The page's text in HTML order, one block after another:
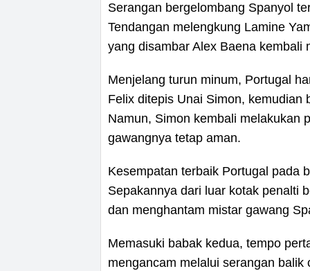
Serangan bergelombang Spanyol
Tendangan melengkung Lamine
yang disambar Alex Baena kembali
Menjelang turun minum, Portugal
Felix ditepis Unai Simon, kemudian
Namun, Simon kembali melakukan
gawangnya tetap aman.
Kesempatan terbaik Portugal pada
Sepakannya dari luar kotak penalti
dan menghantam mistar gawang
Memasuki babak kedua, tempo
mengancam melalui serangan